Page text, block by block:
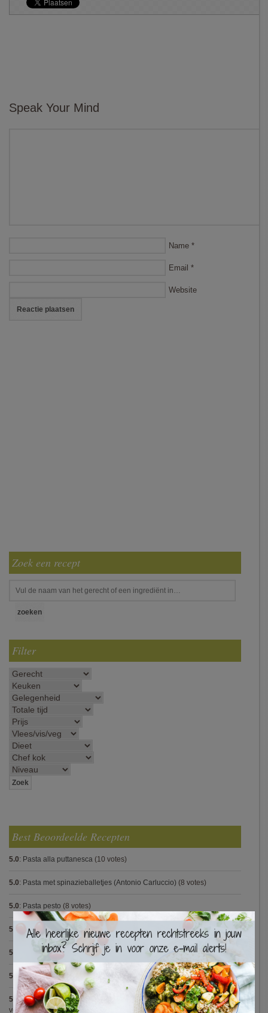
Speak Your Mind
Name *
Email *
Website
Zoek een recept
Filter
Best Beoordeelde Recepten
5.0: Pasta alla puttanesca (10 votes)
5.0: Pasta met spinazieballetjes (Antonio Carluccio) (8 votes)
5.0: Pasta pesto (8 votes)
5.0 Steak met Cajun patatjes en rodekoolsla (8 votes)
5.0 Spaghetti bolognese maison(7 votes)
5.0:Avocadosoep met grijze garnalen (7 votes)
5.0:Hertensteak met rodewijnsaus, vijgen en bospaddestoelen(5
votes)
×